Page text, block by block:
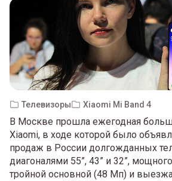
Телевизоры Xiaomi Mi Band 4
В Москве прошла ежегодная
Xiaomi, в ходе которой было
продаж в России долгожданных
диагоналями 55”, 43” и 32”,
тройной основной (48 Мп) и